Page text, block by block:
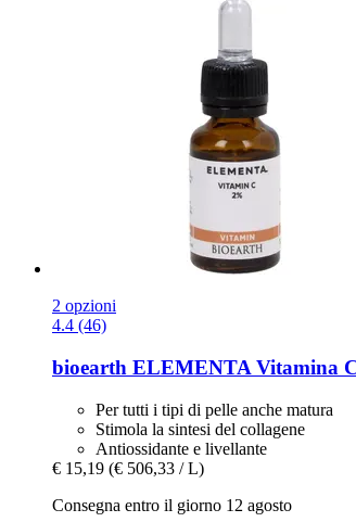
2 opzioni
4.4 (46)
bioearth ELEMENTA Vitamina
Per tutti i tipi di pelle anche matura
Stimola la sintesi del collagene
Antiossidante e livellante
€ 15,19 (€ 506,33 / L)
Consegna entro il giorno 12 agosto